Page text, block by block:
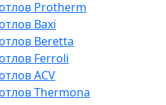
Protherm
Baxi
Beretta
Ferroli
ACV
Thermona